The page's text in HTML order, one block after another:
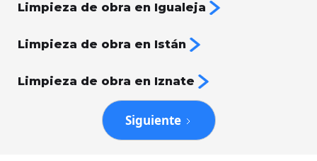
Limpieza de obra en Igualeja
Limpieza de obra en Istán
Limpieza de obra en Iznate
Siguiente